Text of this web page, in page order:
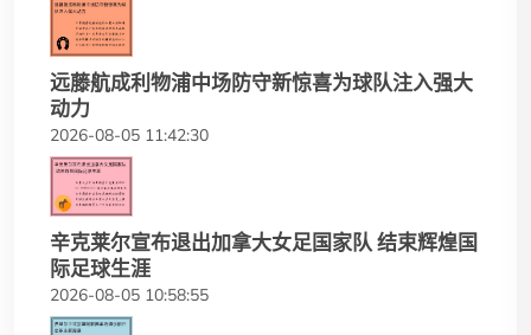
远藤航成利物浦中场防守新惊喜为球队注入强大
动力
2026-08-05 11:42:30
辛克莱尔宣布退出加拿大女足国家队 结束辉煌国
际足球生涯
2026-08-05 10:58:55